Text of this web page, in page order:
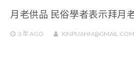
月老供品 民俗學者表示拜月
3 年AGO XINPUAHM@GMAIL.COM